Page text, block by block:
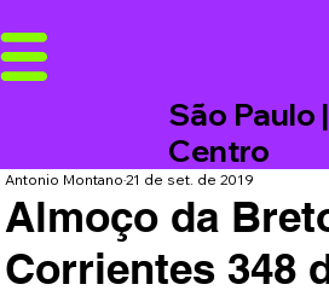
São Paulo |
Centro
Almoço da
Corrientes 348
Antonio Montano21 de set. de 2019